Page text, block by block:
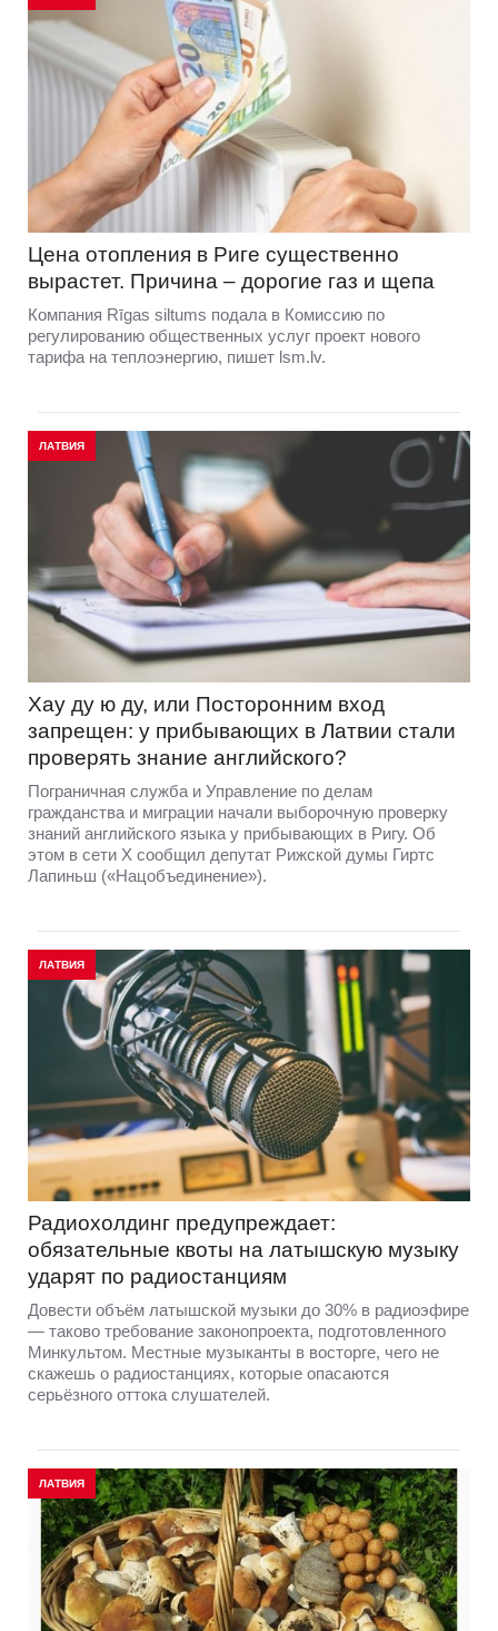
Цена отопления в Риге существенно
вырастет. Причина – дорогие газ и щепа
Компания Rīgas siltums подала в Комиссию по
регулированию общественных услуг проект нового
тарифа на теплоэнергию, пишет lsm.lv.
ЛАТВИЯ
Хау ду ю ду, или Посторонним вход
запрещен: у прибывающих в Латвии стали
проверять знание английского?
Пограничная служба и Управление по делам
гражданства и миграции начали выборочную проверку
знаний английского языка у прибывающих в Ригу. Об
этом в сети Х сообщил депутат Рижской думы Гиртс
Лапиньш («Нацобъединение»).
ЛАТВИЯ
Радиохолдинг предупреждает:
обязательные квоты на латышскую музыку
ударят по радиостанциям
Довести объём латышской музыки до 30% в радиоэфире
— таково требование законопроекта, подготовленного
Минкультом. Местные музыканты в восторге, чего не
скажешь о радиостанциях, которые опасаются
серьёзного оттока слушателей.
ЛАТВИЯ